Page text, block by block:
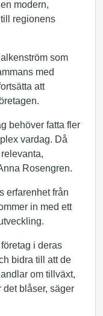
modern,
regionens
som
med
att
behöver fatta fler
vardag. Då
Rosengren.
erfarenhet från
in med ett
i deras
bidra till att de
om tillväxt,
blåser, säger